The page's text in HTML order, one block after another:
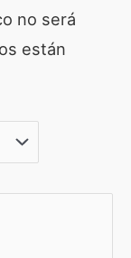
no será
están